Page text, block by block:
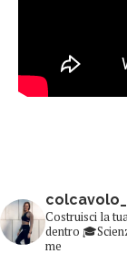
Costruisci la
dentro
me